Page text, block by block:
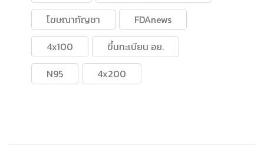
โฆษณากัญชา
FDAnews
4x100
ขึ้นทะเบียน อย.
N95
4x200